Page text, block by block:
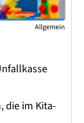
Allgemein
die im Kita-